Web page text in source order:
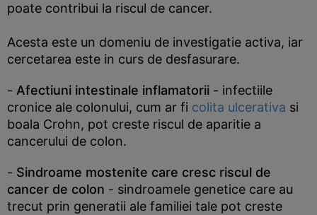
poate contribui la riscul de cancer.
Acesta este un domeniu de investigatie activa, iar
cercetarea este in curs de desfasurare.
- Afectiuni intestinale inflamatorii - infectiile
cronice ale colonului, cum ar fi colita ulcerativa si
boala Crohn, pot creste riscul de aparitie a
cancerului de colon.
- Sindroame mostenite care cresc riscul de
cancer de colon - sindroamele genetice care au
trecut prin generatii ale familiei tale pot creste